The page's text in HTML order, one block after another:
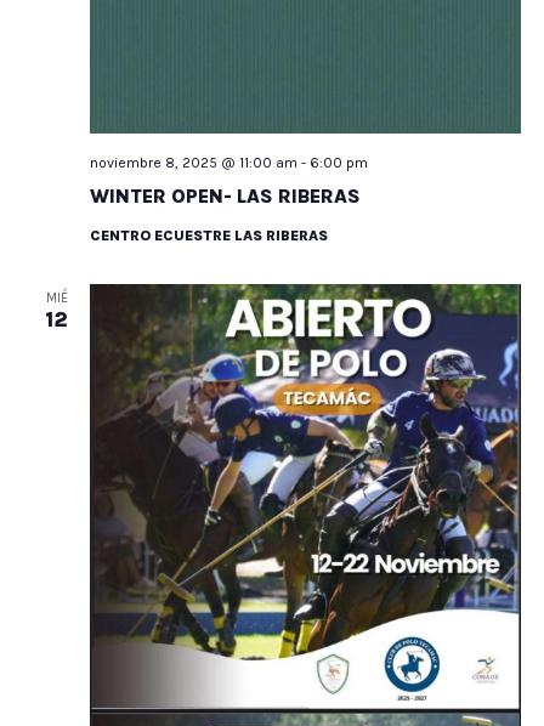
WINTER OPEN- LAS RIBERAS
noviembre 8, 2025 @ 11:00 am - 6:00 pm
CENTRO ECUESTRE LAS RIBERAS
MIÉ
12